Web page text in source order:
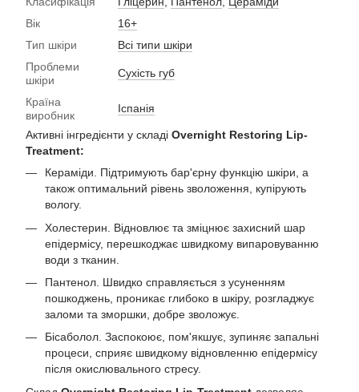
Вік
16+
Тип шкіри
Всі типи шкіри
Проблеми
шкіри
Сухість губ
Країна
виробник
Іспанія
Активні інгредієнти у складі Overnight Restoring Lip-
Treatment:
Кераміди. Підтримують бар'єрну функцію шкіри, а
також оптимальний рівень зволоження, купірують
вологу.
Холестерин. Відновлює та зміцнює захисний шар
епідермісу, перешкоджає швидкому випаровуванню
води з тканин.
Пантенол. Швидко справляється з усуненням
пошкоджень, проникає глибоко в шкіру, розгладжує
заломи та зморшки, добре зволожує.
Бісаболол. Заспокоює, пом'якшує, зупиняє запальні
процеси, сприяє швидкому відновленню епідермісу
після окислювального стресу.